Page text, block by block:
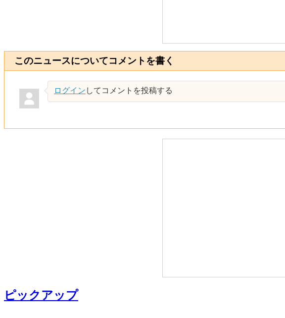
このニュースについてコメントを書く
ログイン してコメントを投稿する
ピックアップ